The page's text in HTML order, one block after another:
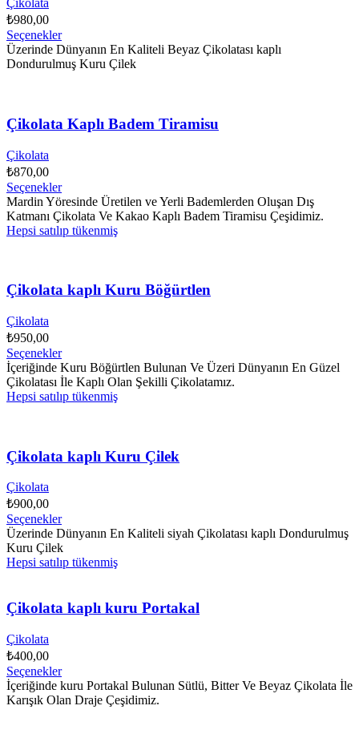
Çikolata
₺980,00
Seçenekler
Üzerinde Dünyanın En Kaliteli Beyaz Çikolatası kaplı
Dondurulmuş Kuru Çilek
Çikolata Kaplı Badem Tiramisu
Çikolata
₺870,00
Seçenekler
Mardin Yöresinde Üretilen ve Yerli Bademlerden Oluşan Dış
Katmanı Çikolata Ve Kakao Kaplı Badem Tiramisu Çeşidimiz.
Hepsi satılıp tükenmiş
Çikolata kaplı Kuru Böğürtlen
Çikolata
₺950,00
Seçenekler
İçeriğinde Kuru Böğürtlen Bulunan Ve Üzeri Dünyanın En Güzel
Çikolatası İle Kaplı Olan Şekilli Çikolatamız.
Hepsi satılıp tükenmiş
Çikolata kaplı Kuru Çilek
Çikolata
₺900,00
Seçenekler
Üzerinde Dünyanın En Kaliteli siyah Çikolatası kaplı Dondurulmuş
Kuru Çilek
Hepsi satılıp tükenmiş
Çikolata kaplı kuru Portakal
Çikolata
₺400,00
Seçenekler
İçeriğinde kuru Portakal Bulunan Sütlü, Bitter Ve Beyaz Çikolata İle
Karışık Olan Draje Çeşidimiz.